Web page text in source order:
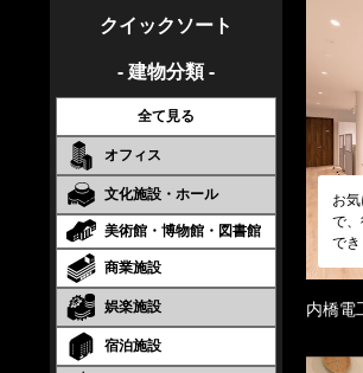
クイックソート
- 建物分類 -
全て見る
オフィス
文化施設・ホール
美術館・博物館・図書館
商業施設
娯楽施設
宿泊施設
お
で
で
内橋電